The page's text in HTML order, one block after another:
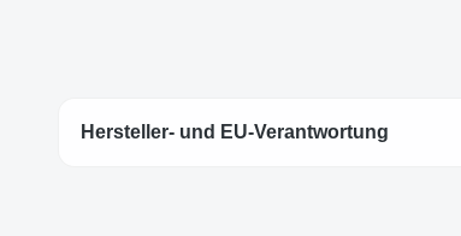
Hersteller- und EU-Verantwortung